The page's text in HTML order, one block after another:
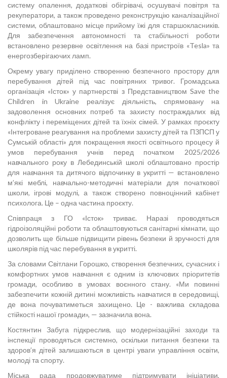
систему опалення, додаткові обігрівачі, осушувачі повітря та
рекуператори, а також проведено реконструкцію каналізаційної
системи, облаштовано місце прийому їжі для старшокласників.
Для забезпечення автономності та стабільності роботи
встановлено резервне освітлення на базі пристроїв «Tesla» та
енергозберігаючих ламп.
Окрему увагу приділено створенню безпечного простору для
перебування дітей під час повітряних тривог. Громадська
організація «Істок» у партнерстві з Представництвом Save the
Children in Ukraine реалізує діяльність, спрямовану на
задоволення основних потреб та захисту постраждалих від
конфлікту і переміщених дітей та їхніх сімей. У рамках проєкту
«Інтегроване реагування на проблеми захисту дітей та ПЗПСП у
Сумській області» для покращення якості освітнього процесу й
умов перебування учнів перед початком 2025/2026
навчального року в Лебединській школі облаштовано простір
для навчання та дитячого відпочинку в укритті — встановлено
м’які меблі, навчально-методичні матеріали для початкової
школи, ігрові модулі, а також створено повноцінний кабінет
психолога. Це – одна частина проєкту.
Співпраця з ГО «Істок» триває. Наразі проводяться
гідроізоляційні роботи та облаштовуються санітарні кімнати, що
дозволить ще більше підвищити рівень безпеки й зручності для
школярів під час перебування в укритті.
За словами Світлани Горошко, створення безпечних, сучасних і
комфортних умов навчання є одним із ключових пріоритетів
громади, особливо в умовах воєнного стану. «Ми повинні
забезпечити кожній дитині можливість навчатися в середовищі,
де вона почуватиметься захищено. Це - важлива складова
стійкості нашої громади», — зазначила вона.
Костянтин Забуга підкреслив, що модернізаційні заходи та
інспекції проводяться системно, оскільки питання безпеки та
здоров’я дітей залишаються в центрі уваги управління освіти,
молоді та спорту.
Міська рада продовжуватиме підтримувати ініціативи,